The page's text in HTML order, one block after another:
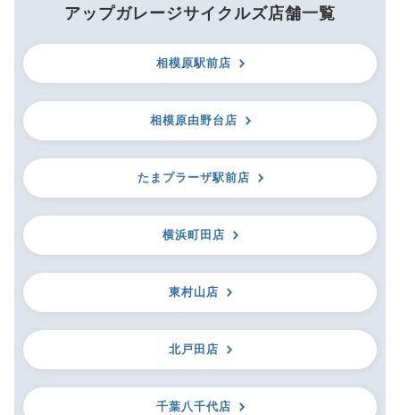
アップガレージサイクルズ店舗一覧
相模原駅前店
相模原由野台店
たまプラーザ駅前店
横浜町田店
東村山店
北戸田店
千葉八千代店